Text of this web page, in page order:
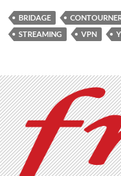
BRIDAGE
STREAMING
VPN